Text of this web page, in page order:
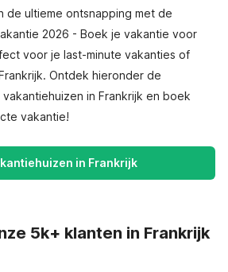
de ultieme ontsnapping met de
2026 - Boek je vakantie voor
voor je last-minute vakanties of
Ontdek hieronder de
in Frankrijk en boek
vakantie!
in Frankrijk
5k+ klanten in Frankrijk